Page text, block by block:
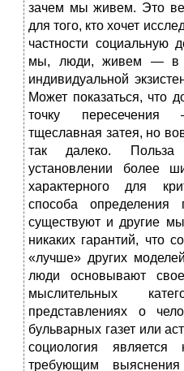
зачем мы живем. Это
для того, кто хочет
частности социальную
мы, люди, живем — в
индивидуальной
Может показаться, что
точку
тщеславная затея, но
так далеко. Польза
установлении более
характерного для
способа определения
существуют и другие
никаких гарантий, что
«лучше» других
люди основывают
мыслительных
представлениях о
бульварных газет или
социология является
требующим